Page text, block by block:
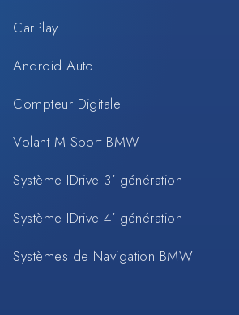
CarPlay
Android Auto
Compteur Digitale
Volant M Sport BMW
Système IDrive 3’ génération
Système IDrive 4’ génération
Systèmes de Navigation BMW